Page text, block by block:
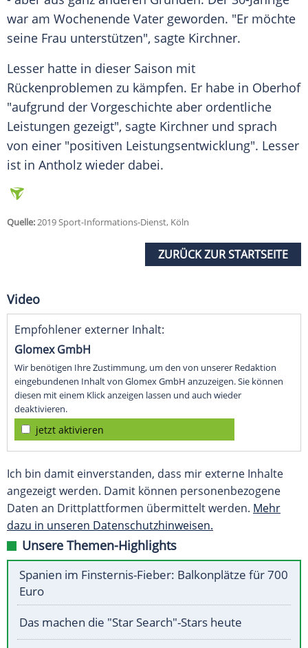
war am Wochenende Vater geworden. "Er möchte
seine Frau unterstützen", sagte Kirchner.
Lesser hatte in dieser Saison mit
Rückenproblemen zu kämpfen. Er habe in Oberhof
"aufgrund der Vorgeschichte aber ordentliche
Leistungen gezeigt", sagte Kirchner und sprach
von einer "positiven Leistungsentwicklung". Lesser
ist in Antholz wieder dabei.
Quelle:2019 Sport-Informations-Dienst, Köln
ZURÜCK ZUR STARTSEITE
Video
Empfohlener externer Inhalt:
Glomex GmbH
Wir benötigen Ihre Zustimmung, um den von unserer Redaktion
eingebundenen Inhalt von Glomex GmbH anzuzeigen. Sie können
diesen mit einem Klick anzeigen lassen und auch wieder
deaktivieren.
jetzt aktivieren
Ich bin damit einverstanden, dass mir externe Inhalte
angezeigt werden. Damit können personenbezogene
Daten an Drittplattformen übermittelt werden. Mehr
dazu in unseren Datenschutzhinweisen.
Unsere Themen-Highlights
Spanien im Finsternis-Fieber: Balkonplätze für 700
Euro
Das machen die "Star Search"-Stars heute